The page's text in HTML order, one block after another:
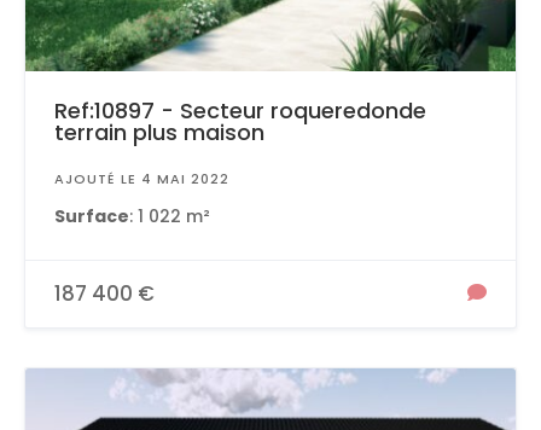
Ref:10897 - Secteur roqueredonde
terrain plus maison
AJOUTÉ LE 4 MAI 2022
Surface: 1 022 m²
187 400 €